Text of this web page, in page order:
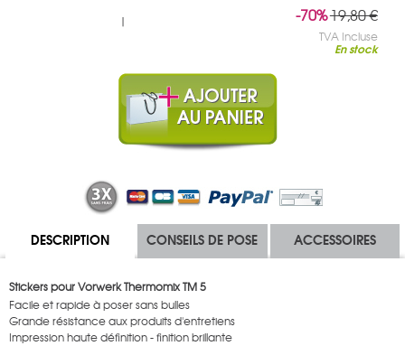
-70%19,80 €
TVA Incluse
En stock
|
DESCRIPTION CONSEILS DE POSE ACCESSOIRES
Stickers pour Vorwerk Thermomix TM 5
Facile et rapide à poser sans bulles
Grande résistance aux produits d'entretiens
Impression haute définition - finition brillante